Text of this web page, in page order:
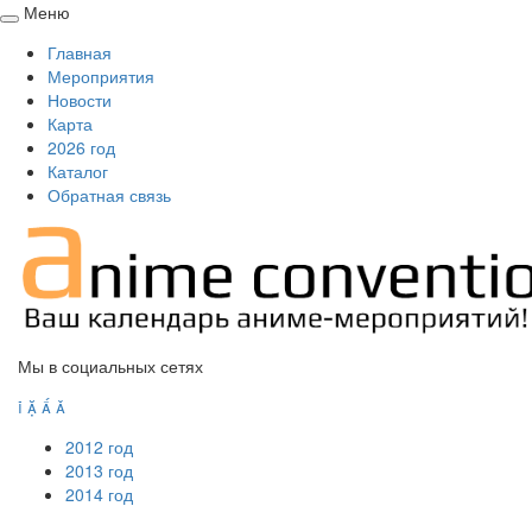
Свернуть
развернуть
Меню
Главная
Мероприятия
Новости
Карта
2026 год
Каталог
Обратная связь
Мы в социальных сетях
   
2012 год
2013 год
2014 год